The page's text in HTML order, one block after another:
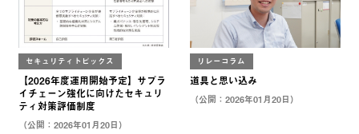
セキュリティトピックス
【2026年度運用開始予定】サプラ
イチェーン強化に向けたセキュリ
ティ対策評価制度
（公開：2026年01月20日）
リレーコラム
道具と思い込み
（公開：2026年01月20日）